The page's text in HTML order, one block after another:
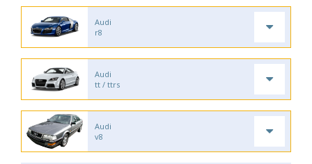
Audi
r8
Audi
tt / ttrs
Audi
v8